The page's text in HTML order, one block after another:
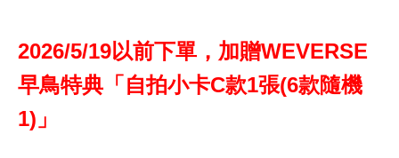
2026/5/19以前下單，加贈WEVERSE
早鳥特典「自拍小卡C款1張(6款隨機
1)」